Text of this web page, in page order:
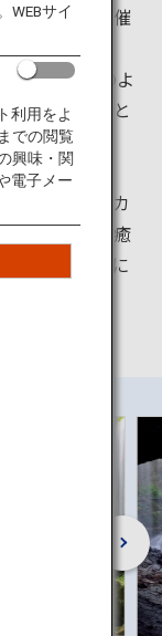
イベントも開催
、カーテンのよ
る様子は、と
てくる水のカ
光が森林浴の癒
めるとさらに
WEBサイ
利用をよ
での閲覧
興味・関
電子メー